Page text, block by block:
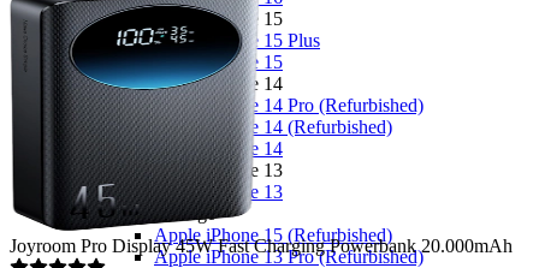
Apple iPhone 15
Apple iPhone 15 Plus
Apple iPhone 15
Apple iPhone 14
Apple iPhone 14 Pro (Refurbished)
Apple iPhone 14 (Refurbished)
Apple iPhone 14
Apple iPhone 13
Apple iPhone 13
Overige
Apple iPhone 15 (Refurbished)
Apple iPhone 13 Pro (Refurbished)
Joyroom Pro Display 45W Fast Charging Powerbank 20.000mAh